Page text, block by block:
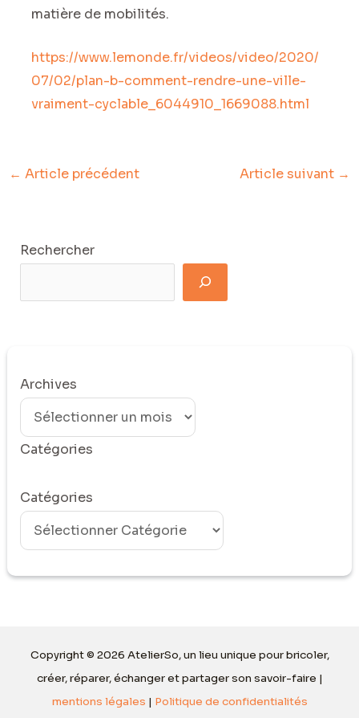
matière de mobilités.
https://www.lemonde.fr/videos/video/2020/
07/02/plan-b-comment-rendre-une-ville-
vraiment-cyclable_6044910_1669088.html
← Article précédent Article suivant →
Rechercher
Archives
Catégories
Catégories
Copyright © 2026 AtelierSo, un lieu unique pour bricoler,
créer, réparer, échanger et partager son savoir-faire |
mentions légales | Politique de confidentialités